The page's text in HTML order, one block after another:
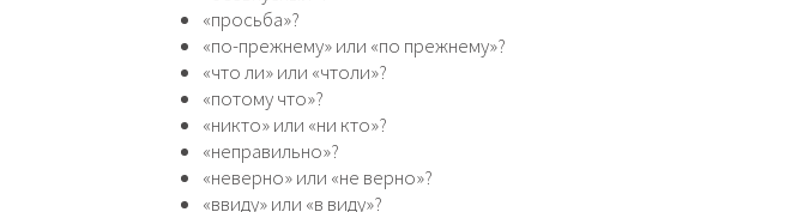
«просьба»?
«по-прежнему» или «по прежнему»?
«что ли» или «чтоли»?
«потому что»?
«никто» или «ни кто»?
«неправильно»?
«неверно» или «не верно»?
«ввиду» или «в виду»?